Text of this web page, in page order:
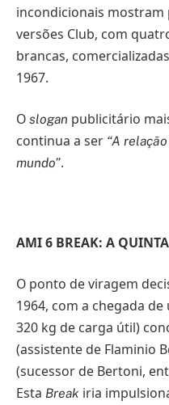
incondicionais
versões Club, com
brancas,
1967.
O slogan publicitário
continua a ser “A
mundo”.
AMI 6 BREAK: A
O ponto de viragem
1964, com a chegada
320 kg de carga útil)
(assistente de Flaminio
(sucessor de Bertoni,
Esta Break iria